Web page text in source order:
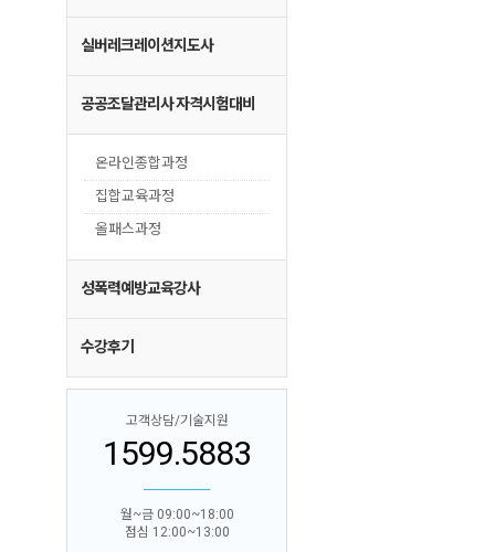
실버레크레이션지도사
공공조달관리사 자격시험대비
온라인종합과정
집합교육과정
올패스과정
성폭력예방교육강사
수강후기
고객상담/기술지원
1599.5883
월~금 09:00~18:00
점심 12:00~13:00